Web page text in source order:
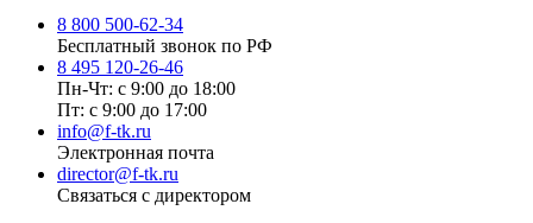
8 800 500-62-34
Бесплатный звонок по РФ
8 495 120-26-46
Пн-Чт: с 9:00 до 18:00
Пт: с 9:00 до 17:00
info@f-tk.ru
Электронная почта
director@f-tk.ru
Связаться с директором